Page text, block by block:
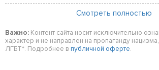
Смотреть полностью
Важно: Контент сайта носит исключительно
характер и не направлен на пропаганду
ЛГБТ*. Подробнее в публичной оферте.